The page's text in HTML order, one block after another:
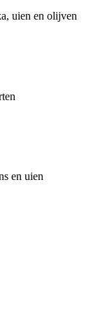
uien en olijven
en uien